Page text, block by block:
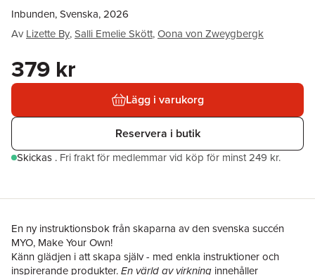
Inbunden, Svenska, 2026
Av Lizette By,Salli Emelie Skött,Oona von Zweygbergk
379 kr
Lägg i varukorg
Reservera i butik
Skickas . Fri frakt för medlemmar vid köp för minst 249 kr.
En ny instruktionsbok från skaparna av den svenska succén
MYO, Make Your Own!
Känn glädjen i att skapa själv - med enkla instruktioner och
inspirerande produkter.En värld av virkning innehåller